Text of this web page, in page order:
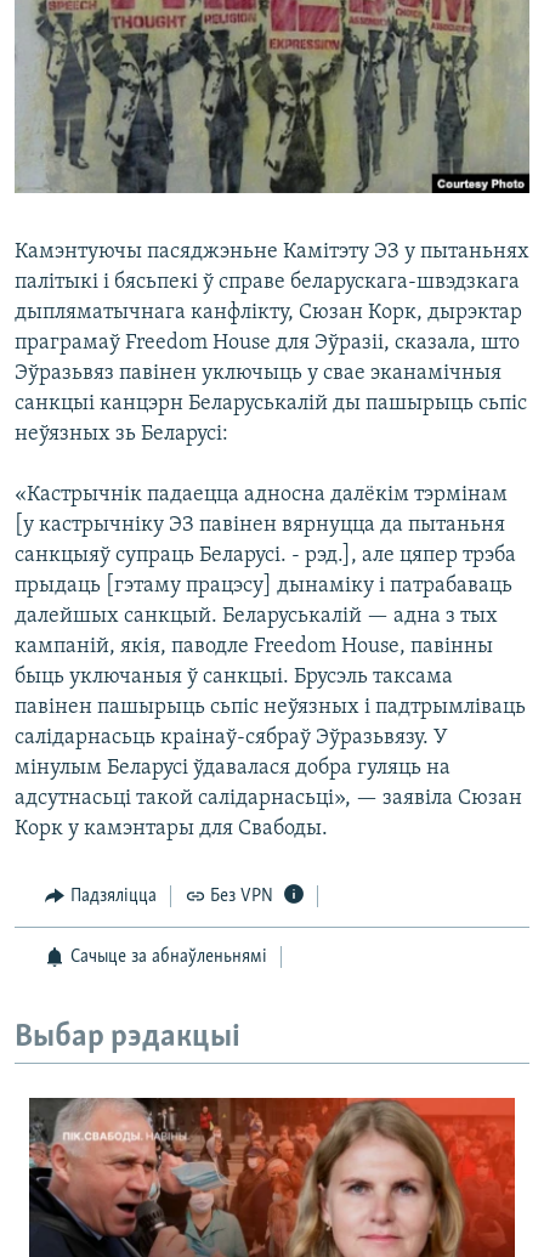
КУЛЬТУРА
КАЛЯНДАР
МОВА
НА ХВАЛЯХ СВАБОДЫ
Камэнтуючы пасяджэньне Камітэту ЭЗ у пытаньнях
палітыкі і бясьпекі ў справе беларускага-швэдзкага
дыпляматычнага канфлікту, Сюзан Корк, дырэктар
праграмаў Freedom House для Эўразіі, сказала, што
Эўразьвяз павінен уключыць у свае эканамічныя
санкцыі канцэрн Беларуськалій ды пашырыць сьпіс
неўязных зь Беларусі:
«Кастрычнік падаецца адносна далёкім тэрмінам
[у кастрычніку ЭЗ павінен вярнуцца да пытаньня
санкцыяў супраць Беларусі. - рэд.], але цяпер трэба
прыдаць [гэтаму працэсу] дынаміку і патрабаваць
далейшых санкцый. Беларуськалій — адна з тых
кампаній, якія, паводле Freedom House, павінны
быць уключаныя ў санкцыі. Брусэль таксама
павінен пашырыць сьпіс неўязных і падтрымліваць
салідарнасьць краінаў-сябраў Эўразьвязу. У
мінулым Беларусі ўдавалася добра гуляць на
адсутнасьці такой салідарнасьці», — заявіла Сюзан
Корк у камэнтары для Свабоды.
Падзяліцца Без VPN
Сачыце за абнаўленьнямі
Выбар рэдакцыі